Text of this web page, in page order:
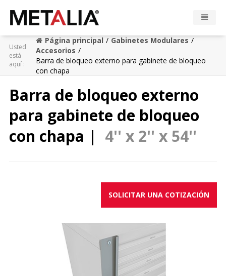
Productos
Galeria
Zona Metalia
Usted
está
aquí :
Página principal
Gabinetes Modulares
Accesorios
Barra de bloqueo externo para gabinete de bloqueo
con chapa
Barra de bloqueo externo
para gabinete de bloqueo
con chapa | 4'' x 2'' x 54''
SOLICITAR UNA COTIZACIÓN